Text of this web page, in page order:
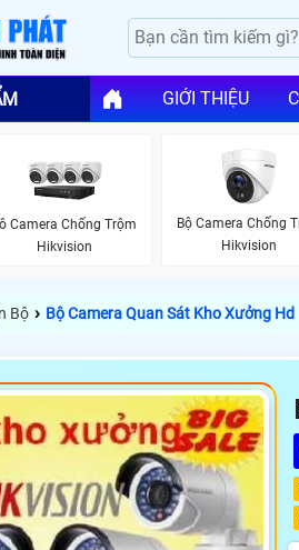
GIỚI THIỆU
Camera Chống Trộm
Hikvision
Bộ Camera Chống
Hikvision
Bộ › Bộ Camera Quan Sát Kho Xưởng Hd